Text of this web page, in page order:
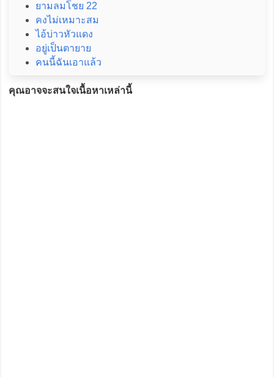
ยามลมโชย 22
คงไม่เหมาะสม
ไอ้บ่าวหัวแดง
อยู่เป็นตายาย
คนนี้ฉันเอาแล้ว
คุณอาจจะสนใจเนื้อหาเหล่านี้